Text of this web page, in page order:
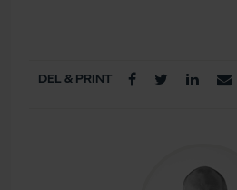
DEL & PRINT